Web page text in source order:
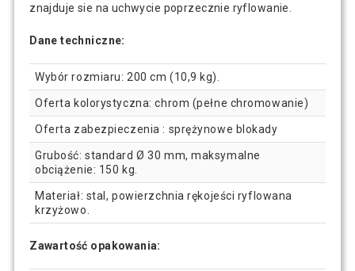
znajduje sie na uchwycie poprzecznie ryflowanie.
Dane techniczne:
Wybór rozmiaru: 200 cm (10,9 kg).
Oferta kolorystyczna: chrom (pełne chromowanie)
Oferta zabezpieczenia : sprężynowe blokady
Grubość: standard Ø 30 mm, maksymalne
obciążenie: 150 kg.
Materiał: stal, powierzchnia rękojeści ryflowana
krzyżowo.
Zawartość opakowania: